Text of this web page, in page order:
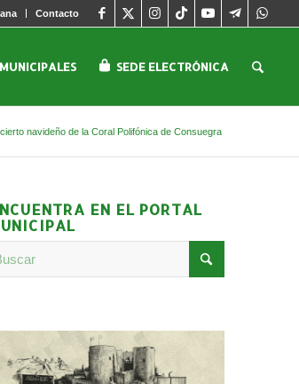
Contacto
SEDE ELECTRÓNICA
navideño de la Coral Polifónica de Consuegra
EN EL PORTAL